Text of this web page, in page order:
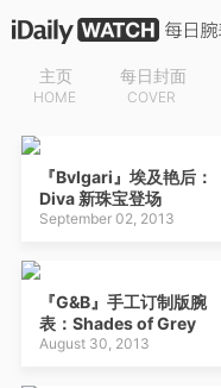
主页
HOME
每日封面
COVER
『Bvlgari』埃及艳后：
Diva 新珠宝登场
September 02, 2013
『G&B』手工订制版腕
表：Shades of Grey
August 30, 2013